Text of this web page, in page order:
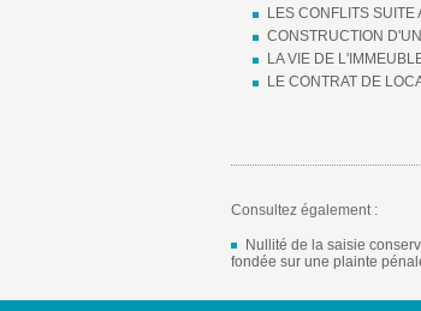
LES CONFLITS
CONSTRUCTION
LA VIE DE
LE CONTRAT DE
Consultez également :
Nullité de la saisie
fondée sur une plainte